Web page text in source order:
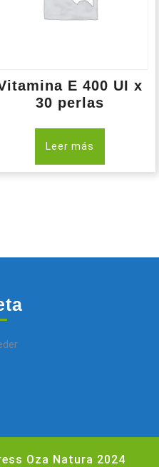
E 400 UI x
30 perlas
Leer más
Oza Natura 2024